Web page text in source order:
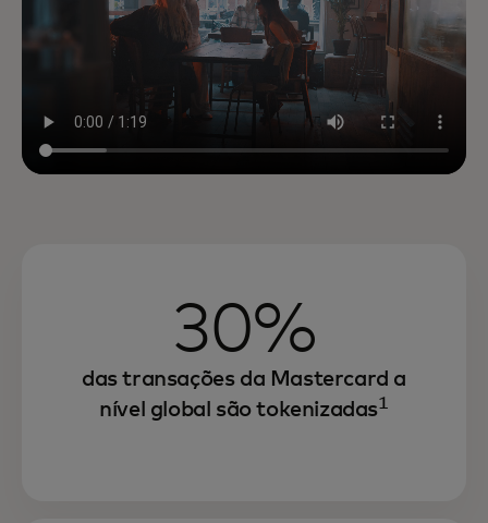
30%
das transações da Mastercard a
nível global são tokenizadas1